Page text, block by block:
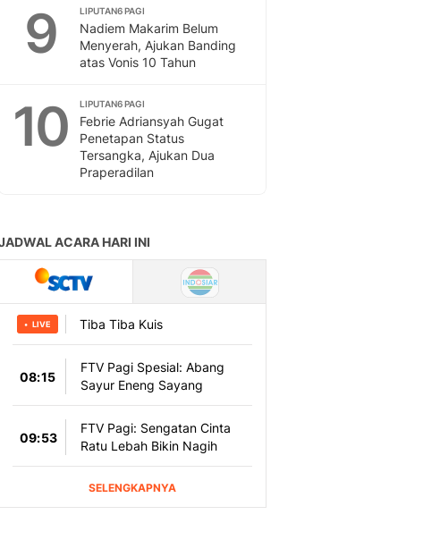
9 LIPUTAN6 PAGI
Nadiem Makarim Belum
Menyerah, Ajukan Banding
atas Vonis 10 Tahun
10 LIPUTAN6 PAGI
Febrie Adriansyah Gugat
Penetapan Status
Tersangka, Ajukan Dua
Praperadilan